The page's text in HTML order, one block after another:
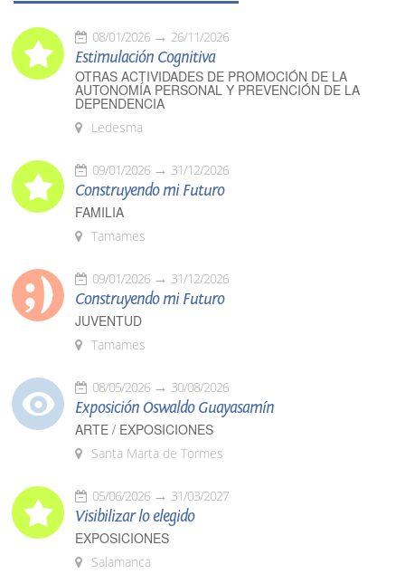
08/01/2026 26/11/2026
Estimulación Cognitiva
OTRAS ACTIVIDADES DE PROMOCIÓN DE LA
AUTONOMÍA PERSONAL Y PREVENCIÓN DE LA
DEPENDENCIA
Ledesma
09/01/2026 31/12/2026
Construyendo mi Futuro
FAMILIA
Tamames
09/01/2026 31/12/2026
Construyendo mi Futuro
JUVENTUD
Tamames
08/05/2026 30/08/2026
Exposición Oswaldo Guayasamín
ARTE / EXPOSICIONES
Santa Marta de Tormes
05/06/2026 31/03/2027
Visibilizar lo elegido
EXPOSICIONES
Salamanca